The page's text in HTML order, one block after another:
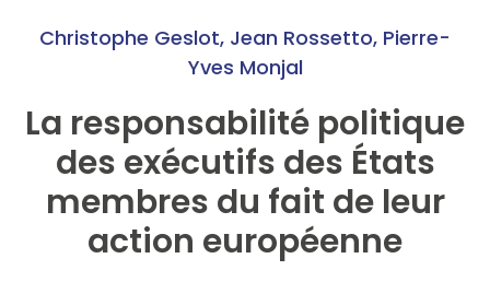
Christophe Geslot, Jean Rossetto, Pierre-
Yves Monjal
La responsabilité politique
des exécutifs des États
membres du fait de leur
action européenne